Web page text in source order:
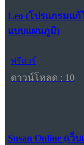
Leo (โปรแกรมแ
แบบแผนภูมิ)
ฟรีแวร์
ดาวน์โหลด : 10
Susan Online (เ